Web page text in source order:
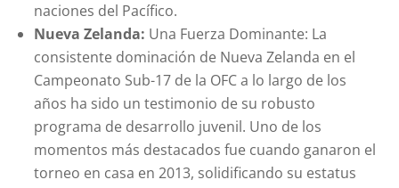
naciones del Pacífico.
Nueva Zelanda: Una Fuerza Dominante: La
consistente dominación de Nueva Zelanda en el
Campeonato Sub-17 de la OFC a lo largo de los
años ha sido un testimonio de su robusto
programa de desarrollo juvenil. Uno de los
momentos más destacados fue cuando ganaron el
torneo en casa en 2013, solidificando su estatus